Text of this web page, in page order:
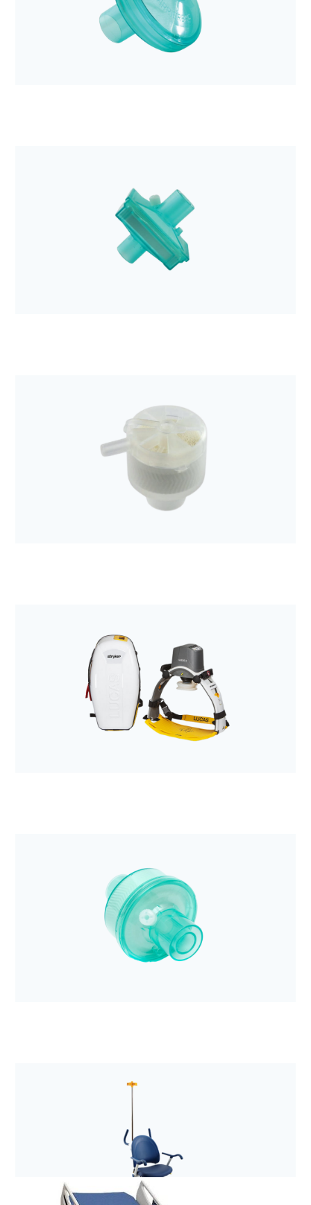
Łącznik karbowany DAR z kominkiem 10cm 15M
Anestezjologia i aparatura medyczna
Filtr elektrostatyczny Barrierbac S
Anestezjologia i aparatura medyczna
Filtr mechaniczny Sterivent mini
Anestezjologia i aparatura medyczna
Wymiennik ciepła i wilgoci Tracheolife
Anestezjologia i aparatura medyczna
System kompresji klatki piersiowej LUCAS 3, v3.1
Anestezjologia i aparatura medyczna
Filtr elektrostatyczny z wymiennikiem ciepła i